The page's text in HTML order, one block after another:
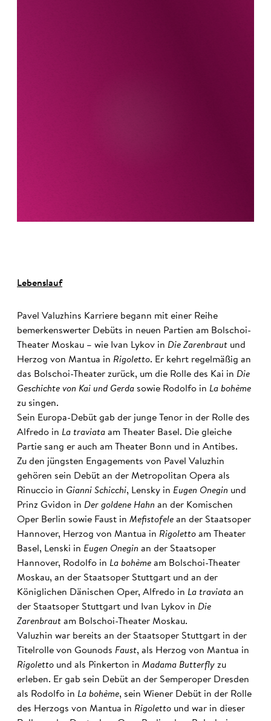
Lebenslauf
Pavel Valuzhins Karriere begann mit einer Reihe
bemerkenswerter Debüts in neuen Partien am Bolschoi-
Theater Moskau – wie Ivan Lykov in Die Zarenbraut und
Herzog von Mantua in Rigoletto. Er kehrt regelmäßig an
das Bolschoi-Theater zurück, um die Rolle des Kai in Die
Geschichte von Kai und Gerda sowie Rodolfo in La bohème
zu singen.
Sein Europa-Debüt gab der junge Tenor in der Rolle des
Alfredo in La traviata am Theater Basel. Die gleiche
Partie sang er auch am Theater Bonn und in Antibes.
Zu den jüngsten Engagements von Pavel Valuzhin
gehören sein Debüt an der Metropolitan Opera als
Rinuccio in Gianni Schicchi, Lensky in Eugen Onegin und
Prinz Gvidon in Der goldene Hahn an der Komischen
Oper Berlin sowie Faust in Mefistofele an der Staatsoper
Hannover, Herzog von Mantua in Rigoletto am Theater
Basel, Lenski in Eugen Onegin an der Staatsoper
Hannover, Rodolfo in La bohème am Bolschoi-Theater
Moskau, an der Staatsoper Stuttgart und an der
Königlichen Dänischen Oper, Alfredo in La traviata an
der Staatsoper Stuttgart und Ivan Lykov in Die
Zarenbraut am Bolschoi-Theater Moskau.
Valuzhin war bereits an der Staatsoper Stuttgart in der
Titelrolle von Gounods Faust, als Herzog von Mantua in
Rigoletto und als Pinkerton in Madama Butterfly zu
erleben. Er gab sein Debüt an der Semperoper Dresden
als Rodolfo in La bohème, sein Wiener Debüt in der Rolle
des Herzogs von Mantua in Rigoletto und war in dieser